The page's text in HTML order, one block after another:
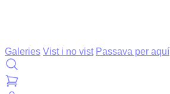
Galeries Vist i no vist Passava per aquí